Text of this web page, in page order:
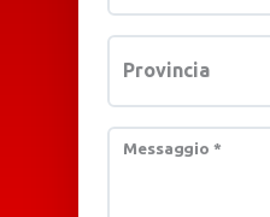
Provincia
Messaggio *